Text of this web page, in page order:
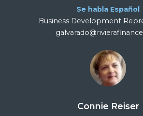
Se habla Español
Business Development
Connie Reiser